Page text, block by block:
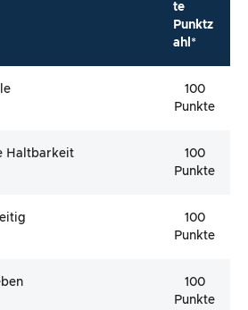
te
Punktz
ahl*
100
Punkte
Haltbarkeit
100
Punkte
100
Punkte
100
Punkte